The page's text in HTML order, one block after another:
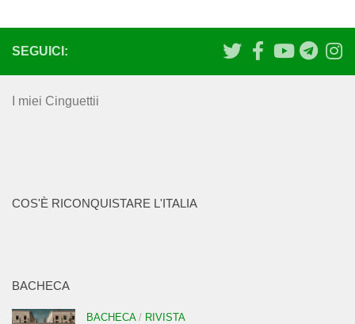
SEGUICI:
I miei Cinguettii
COS'È RICONQUISTARE L'ITALIA
BACHECA
BACHECA/ RIVISTA